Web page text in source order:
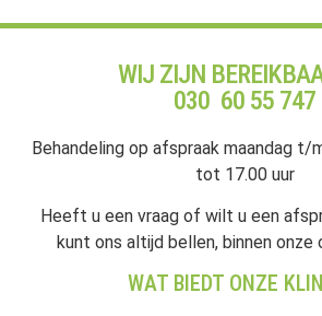
WIJ ZIJN
030 60 55 747
Behandeling op afspraak maandag t/
tot 17.00 uur
Heeft u een vraag of wilt u een
kunt ons altijd bellen, binnen onze
WAT BIEDT ONZE